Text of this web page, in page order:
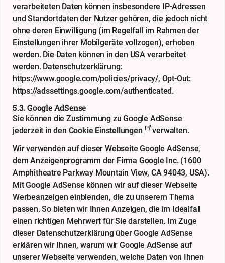
verarbeiteten Daten können insbesondere IP-Adressen
und Standortdaten der Nutzer gehören, die jedoch nicht
ohne deren Einwilligung (im Regelfall im Rahmen der
Einstellungen ihrer Mobilgeräte vollzogen), erhoben
werden. Die Daten können in den USA verarbeitet
werden. Datenschutzerklärung:
https://www.google.com/policies/privacy/, Opt-Out:
https://adssettings.google.com/authenticated.
5.3. Google AdSense
Sie können die Zustimmung zu Google AdSense
jederzeit in den Cookie Einstellungen
verwalten.
Wir verwenden auf dieser Webseite Google AdSense,
dem Anzeigenprogramm der Firma Google Inc. (1600
Amphitheatre Parkway Mountain View, CA 94043, USA).
Mit Google AdSense können wir auf dieser Webseite
Werbeanzeigen einblenden, die zu unserem Thema
passen. So bieten wir Ihnen Anzeigen, die im Idealfall
einen richtigen Mehrwert für Sie darstellen. Im Zuge
dieser Datenschutzerklärung über Google AdSense
erklären wir Ihnen, warum wir Google AdSense auf
unserer Webseite verwenden, welche Daten von Ihnen